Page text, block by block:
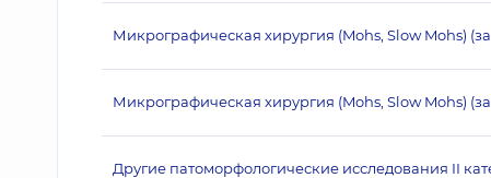
Микрографическая хирургия (Mohs, Slow Mohs)
Микрографическая хирургия (Mohs, Slow Mohs)
Другие патоморфологические исследования II